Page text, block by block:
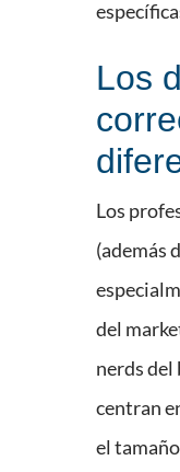
Los
Los
(además
del
nerds del
centran
el